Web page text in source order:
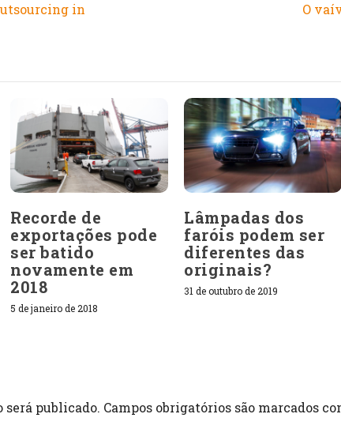
in
O
Recorde de
exportações pode
ser batido
novamente em
2018
5 de janeiro de 2018
Lâmpadas dos
faróis podem ser
diferentes das
originais?
31 de outubro de 2019
será publicado. Campos obrigatórios são marcados